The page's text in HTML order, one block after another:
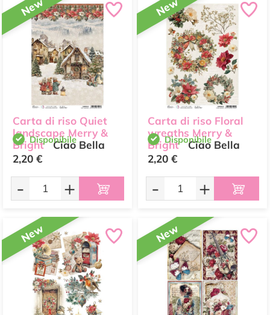
New
Carta di riso Quiet
landscape Merry &
Bright Ciao Bella
Disponibile
2,20 €
- +
New
Carta di riso Floral
wreaths Merry &
Bright Ciao Bella
Disponibile
2,20 €
- +
New New